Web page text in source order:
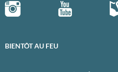
BIENTÔT AU FEU